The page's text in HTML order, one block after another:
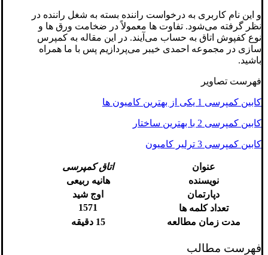
و این نام کاربری به درخواست راننده بسته به شغل راننده در
نظر گرفته می‌شود. تفاوت ها معمولاً در ضخامت ورق ها و
نوع کفپوش اتاق به حساب می‌آیند. در این مقاله به کمپرس
سازی در مجموعه احمدی خیبر می‌پردازیم پس با ما همراه
باشید.
فهرست تصاویر
کابین کمپرسی 1 یکی از بهترین کامیون ها
کابین کمپرسی 2 با بهترین ساختار
کابین کمپرسی 3 ترلیر کامیون
عنوان
اتاق کمپرسی
نویسنده
هانیه ربیعی
دپارتمان
اوج شید
تعداد کلمه ها
1571
مدت زمان مطالعه
15 دقیقه
فهرست مطالب